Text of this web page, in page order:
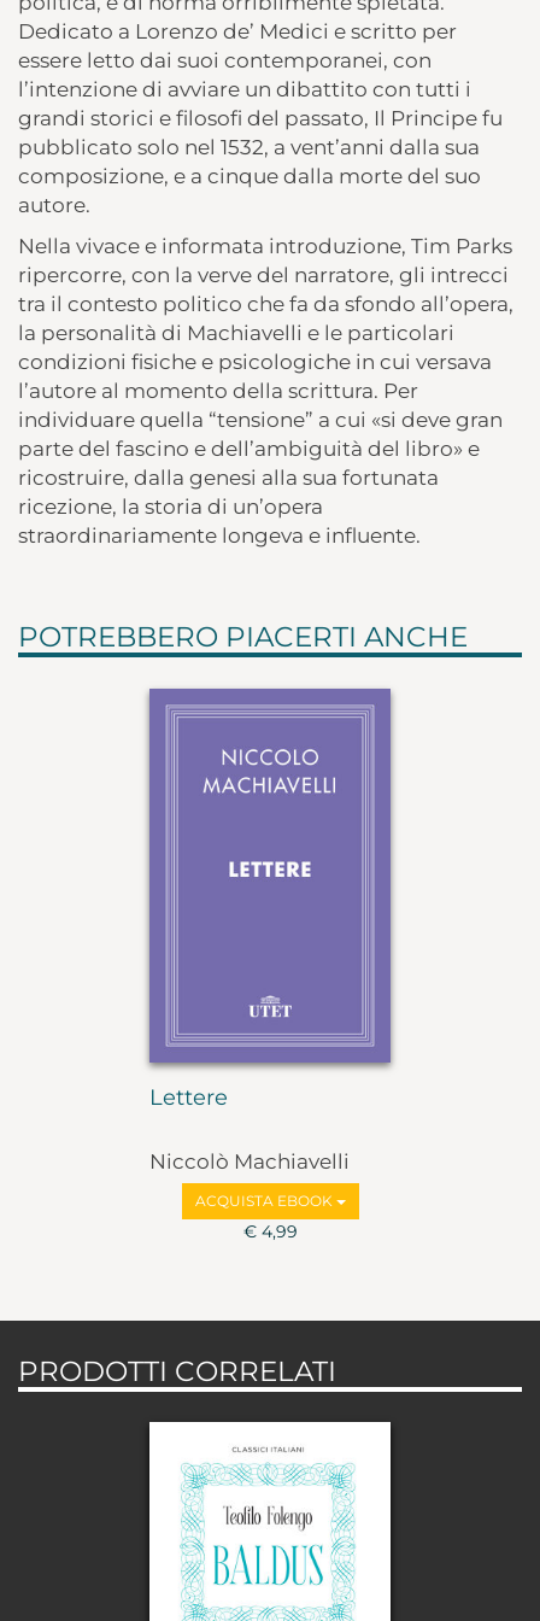
Dedicato a Lorenzo de’ Medici e scritto per
essere letto dai suoi contemporanei, con
l’intenzione di avviare un dibattito con tutti i
grandi storici e filosofi del passato, Il Principe fu
pubblicato solo nel 1532, a vent’anni dalla sua
composizione, e a cinque dalla morte del suo
autore.
Nella vivace e informata introduzione, Tim Parks
ripercorre, con la verve del narratore, gli intrecci
tra il contesto politico che fa da sfondo all’opera,
la personalità di Machiavelli e le particolari
condizioni fisiche e psicologiche in cui versava
l’autore al momento della scrittura. Per
individuare quella “tensione” a cui «si deve gran
parte del fascino e dell’ambiguità del libro» e
ricostruire, dalla genesi alla sua fortunata
ricezione, la storia di un’opera
straordinariamente longeva e influente.
POTREBBERO PIACERTI ANCHE
Lettere
Niccolò Machiavelli
ACQUISTA EBOOK
€ 4,99
PRODOTTI CORRELATI